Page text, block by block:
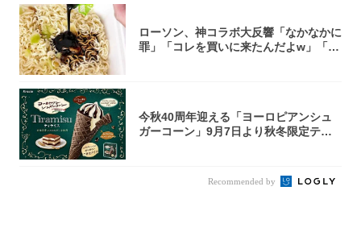
ローソン、神コラボ大反響「なかなかに
罪」「コレを買いに来たんだよw」「３
今秋40周年迎える「ヨーロピアンシュ
ガーコーン」9月7日より秋冬限定ティ
Recommended by